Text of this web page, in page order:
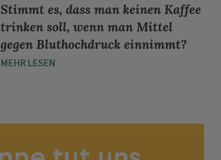
Stimmt es, dass man keinen Kaffee
trinken soll, wenn man Mittel
gegen Bluthochdruck einnimmt?
MEHR LESEN